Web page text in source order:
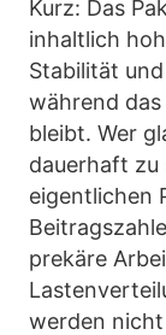
Kurz: Das
inhaltlich
Stabilität
während
bleibt. Wer
dauerhaft zu
eigentlichen
prekäre
werden